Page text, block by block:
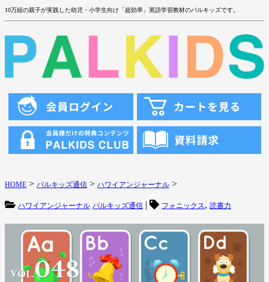
10万組の親子が実践した幼児・小学生向け「超効率」英語学習教材のパルキッズです。
HOME > パルキッズ通信 > ハワイアンジャーナル >
ハワイアンジャーナル パルキッズ通信 | フォニックス, 読書力